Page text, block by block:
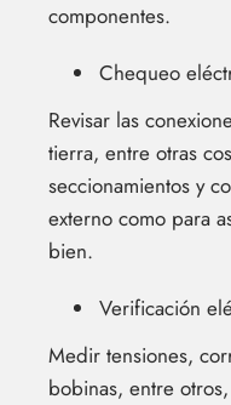
componentes.
Chequeo
Revisar las
tierra, entre otras
seccionamientos y
externo como para
bien.
Verificación
Medir tensiones,
bobinas, entre